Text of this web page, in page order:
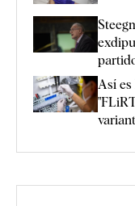
Así es